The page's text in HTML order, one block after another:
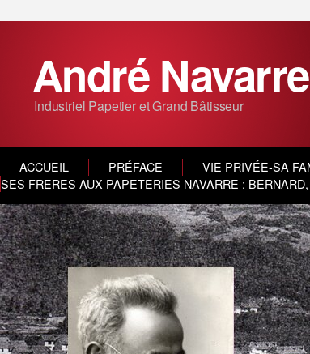
André Navarre
Industriel Papetier et Grand Bâtisseur
ACCUEIL PRÉFACE VIE PRIVÉE-SA
SES FRERES AUX PAPETERIES NAVARRE :